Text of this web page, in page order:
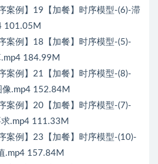
案例】19【加餐】时序模型-(6)-滞
101.05M
案例】18【加餐】时序模型-(5)-
184.99M
案例】21【加餐】时序模型-(8)-
像.mp4 152.84M
案例】20【加餐】时序模型-(7)-
.mp4 111.33M
案例】23【加餐】时序模型-(10)-
.mp4 157.84M